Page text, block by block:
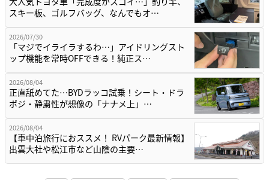
スキー板、ゴルフバッグ、なんでもオ…
2026/07/30
「マジでイライラするわ…」アイドリングスト
ップ機能を常時OFFできる！純正ス…
2026/08/04
正直舐めてた…BYDラッコ試乗！シート・ドラ
ポジ・静粛性が想像の「ナナメ上」…
2026/08/04
【車中泊旅行におススメ！ RVパーク最新情報】
出雲大社や松江市など山陰の主要…